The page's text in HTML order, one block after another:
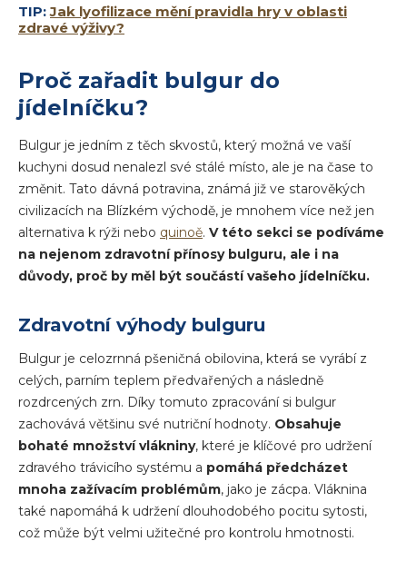
TIP:Jak lyofilizace mění pravidla hry v oblasti
zdravé výživy?
Proč zařadit bulgur do
jídelníčku?
Bulgur je jedním z těch skvostů, který možná ve vaší
kuchyni dosud nenalezl své stálé místo, ale je na čase to
změnit. Tato dávná potravina, známá již ve starověkých
civilizacích na Blízkém východě, je mnohem více než jen
alternativa k rýži nebo quinoě. V této sekci se podíváme
na nejenom zdravotní přínosy bulguru, ale i na
důvody, proč by měl být součástí vašeho jídelníčku.
Zdravotní výhody bulguru
Bulgur je celozrnná pšeničná obilovina, která se vyrábí z
celých, parním teplem předvařených a následně
rozdrcených zrn. Díky tomuto zpracování si bulgur
zachovává většinu své nutriční hodnoty. Obsahuje
bohaté množství vlákniny, které je klíčové pro udržení
zdravého trávicího systému a pomáhá předcházet
mnoha zažívacím problémům, jako je zácpa. Vláknina
také napomáhá k udržení dlouhodobého pocitu sytosti,
což může být velmi užitečné pro kontrolu hmotnosti.